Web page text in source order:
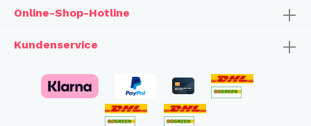
Online-Shop-Hotline
Kundenservice